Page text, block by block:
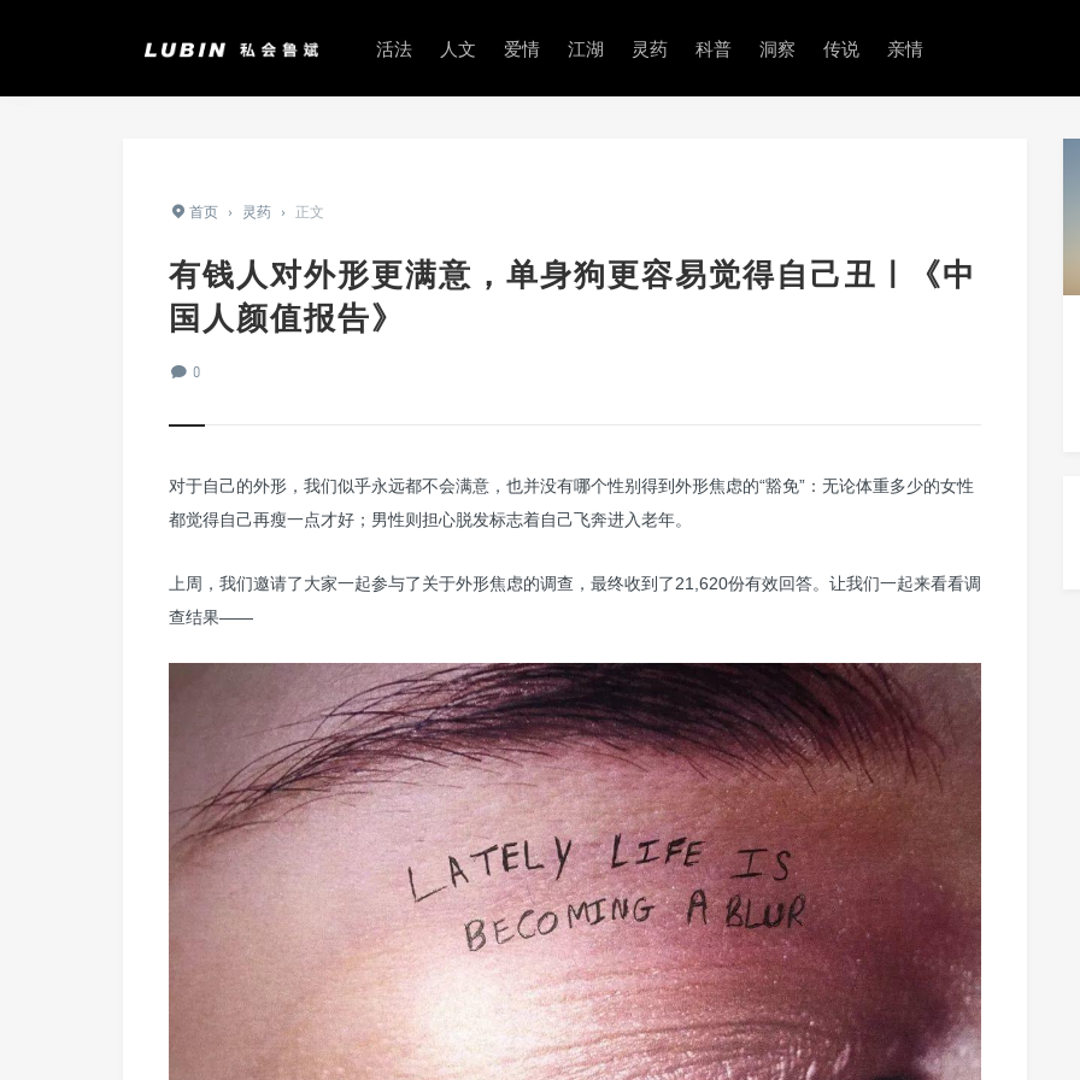
活法 人文 爱情 江湖 灵药 科普 洞察 传说 亲情
首页 › 灵药 › 正文
有钱人对外形更满意，单身狗更容易觉得自己丑 | 《中
国人颜值报告》
0
对于自己的外形，我们似乎永远都不会满意，也并没有哪个性别得到外形焦虑的“豁免”：无论体重多少的女性
都觉得自己再瘦一点才好；男性则担心脱发标志着自己飞奔进入老年。
上周，我们邀请了大家一起参与了关于外形焦虑的调查，最终收到了21,620份有效回答。让我们一起来看看调
查结果——